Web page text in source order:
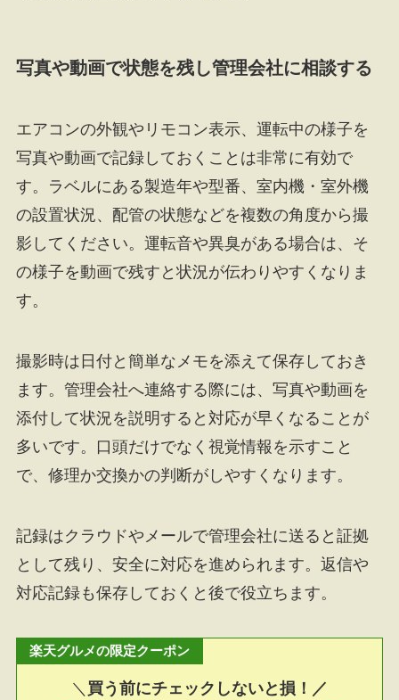
写真や動画で状態を残し管理会社に相談する
エアコンの外観やリモコン表示、運転中の様子を
写真や動画で記録しておくことは非常に有効で
す。ラベルにある製造年や型番、室内機・室外機
の設置状況、配管の状態などを複数の角度から撮
影してください。運転音や異臭がある場合は、そ
の様子を動画で残すと状況が伝わりやすくなりま
す。
撮影時は日付と簡単なメモを添えて保存しておき
ます。管理会社へ連絡する際には、写真や動画を
添付して状況を説明すると対応が早くなることが
多いです。口頭だけでなく視覚情報を示すこと
で、修理か交換かの判断がしやすくなります。
記録はクラウドやメールで管理会社に送ると証拠
として残り、安全に対応を進められます。返信や
対応記録も保存しておくと後で役立ちます。
楽天グルメの限定クーポン
＼ 買う前にチェックしないと損！／